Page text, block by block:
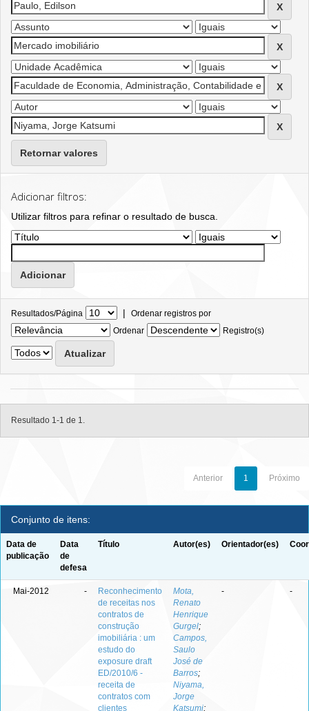
Retornar valores
Adicionar filtros:
Utilizar filtros para refinar o resultado de busca.
Resultados/Página | Ordenar registros por
Ordenar
Registro(s)
Resultado 1-1 de 1.
Anterior 1 Próximo
Conjunto de itens:
Data de
publicação
Data
de
defesa
Título Autor(es) Orientador(es)
Mai-2012 -
Reconhecimento
de receitas nos
contratos de
construção
imobiliária : um
estudo do
exposure draft
ED/2010/6 -
receita de
contratos com
clientes
Mota,
Renato
Henrique
Gurgel;
Campos,
Saulo
José de
Barros;
Niyama,
Jorge
Katsumi;
- -